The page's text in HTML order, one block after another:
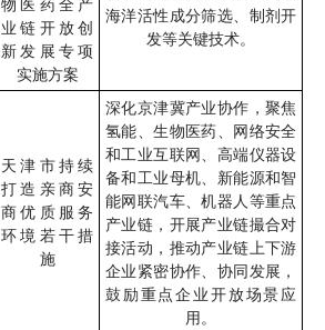
业链开放创
新发展专项
实施方案
海洋活性成分筛选、制剂开
发等关键技术。
天津市持续
打造亲商安
商优质服务
环境若干措
施
深化京津冀产业协作，聚焦
氢能、生物医药、网络安全
和工业互联网、高端仪器设
备和工业母机、新能源和智
能网联汽车、机器人等重点
产业链，开展产业链撮合对
接活动，推动产业链上下游
企业紧密协作、协同发展，
鼓励重点企业开放场景应
用。